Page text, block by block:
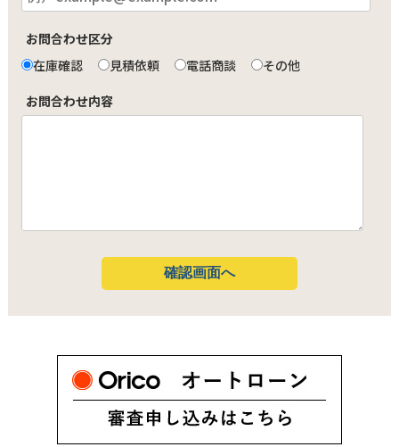
お問合わせ区分
在庫確認
見積依頼 電話商談
その他
お問合わせ内容